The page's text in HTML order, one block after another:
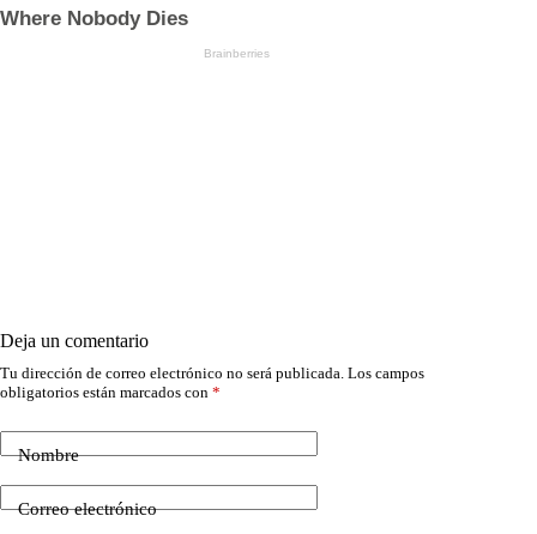
Deja un comentario
Tu dirección de correo electrónico no será publicada. Los campos
obligatorios están marcados con *
Nombre
Correo electrónico